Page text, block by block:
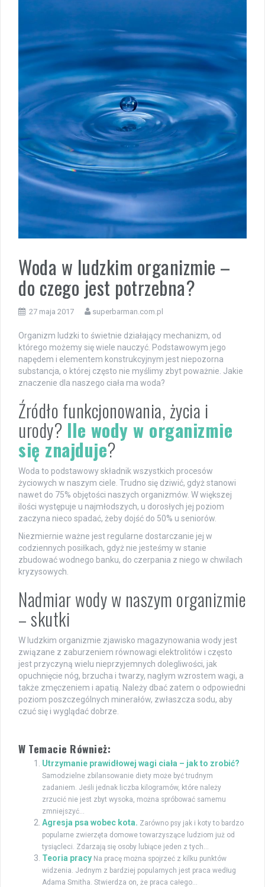
Woda w ludzkim organizmie –
do czego jest potrzebna?
27 maja 2017 superbarman.com.pl
Organizm ludzki to świetnie działający mechanizm, od
którego możemy się wiele nauczyć. Podstawowym jego
napędem i elementem konstrukcyjnym jest niepozorna
substancja, o której często nie myślimy zbyt poważnie. Jakie
znaczenie dla naszego ciała ma woda?
Źródło funkcjonowania, życia i
urody? Ile wody w organizmie
się znajduje?
Woda to podstawowy składnik wszystkich procesów
życiowych w naszym ciele. Trudno się dziwić, gdyż stanowi
nawet do 75% objętości naszych organizmów. W większej
ilości występuje u najmłodszych, u dorosłych jej poziom
zaczyna nieco spadać, żeby dojść do 50% u seniorów.
Niezmiernie ważne jest regularne dostarczanie jej w
codziennych posiłkach, gdyż nie jesteśmy w stanie
zbudować wodnego banku, do czerpania z niego w chwilach
kryzysowych.
Nadmiar wody w naszym organizmie
– skutki
W ludzkim organizmie zjawisko magazynowania wody jest
związane z zaburzeniem równowagi elektrolitów i często
jest przyczyną wielu nieprzyjemnych dolegliwości, jak
opuchnięcie nóg, brzucha i twarzy, nagłym wzrostem wagi, a
także zmęczeniem i apatią. Należy dbać zatem o odpowiedni
poziom poszczególnych minerałów, zwłaszcza sodu, aby
czuć się i wyglądać dobrze.
W Temacie Również:
Utrzymanie prawidłowej wagi ciała – jak to zrobić?
Samodzielne zbilansowanie diety może być trudnym
zadaniem. Jeśli jednak liczba kilogramów, które należy
zrzucić nie jest zbyt wysoka, można spróbować samemu
zmniejszyć...
Agresja psa wobec kota. Zarówno psy jak i koty to bardzo
popularne zwierzęta domowe towarzyszące ludziom już od
tysiącleci. Zdarzają się osoby lubiące jeden z tych...
Teoria pracy Na pracę można spojrzeć z kilku punktów
widzenia. Jednym z bardziej popularnych jest praca według
Adama Smitha. Stwierdza on, że praca całego...